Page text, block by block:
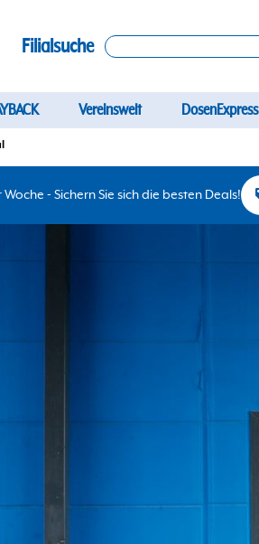
Filialsuche
Vereinswelt DosenExpress
- Sichern Sie sich die besten Deals!